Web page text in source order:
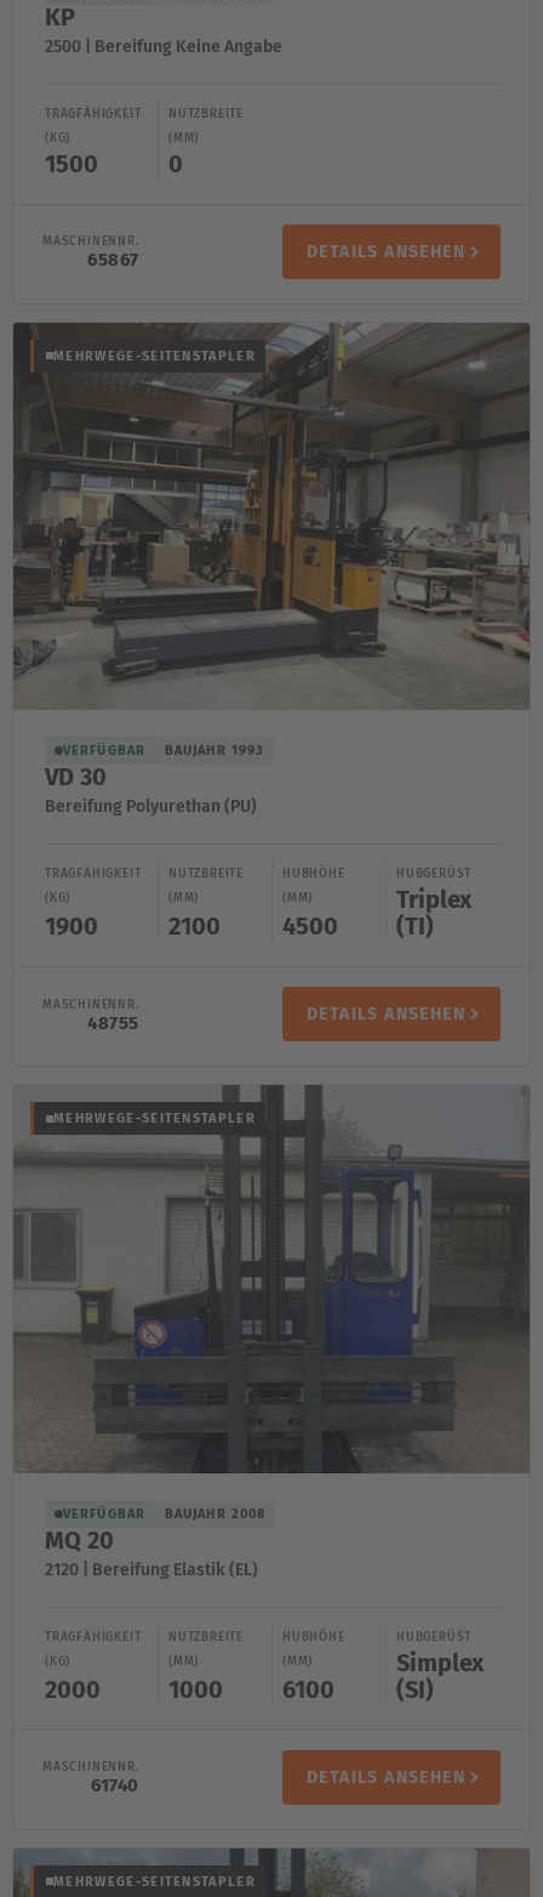
KP
2500 | Bereifung Keine Angabe
TRAGFÄHIGKEIT
(KG)
1500
NUTZBREITE
(MM)
0
MASCHINENNR.
65867 DETAILS ANSEHEN
MEHRWEGE-SEITENSTAPLER
VERFÜGBAR BAUJAHR 1993
VD 30
Bereifung Polyurethan (PU)
TRAGFÄHIGKEIT
(KG)
1900
NUTZBREITE
(MM)
2100
HUBHÖHE
(MM)
4500
HUBGERÜST
Triplex
(TI)
MASCHINENNR.
48755 DETAILS ANSEHEN
MEHRWEGE-SEITENSTAPLER
VERFÜGBAR BAUJAHR 2008
MQ 20
2120 | Bereifung Elastik (EL)
TRAGFÄHIGKEIT
(KG)
2000
NUTZBREITE
(MM)
1000
HUBHÖHE
(MM)
6100
HUBGERÜST
Simplex
(SI)
MASCHINENNR.
61740 DETAILS ANSEHEN
MEHRWEGE-SEITENSTAPLER